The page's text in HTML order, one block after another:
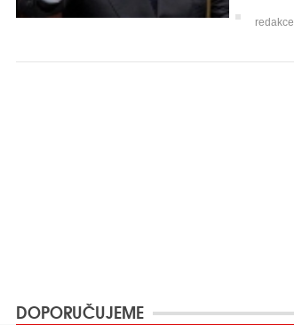
redakce
DOPORUČUJEME